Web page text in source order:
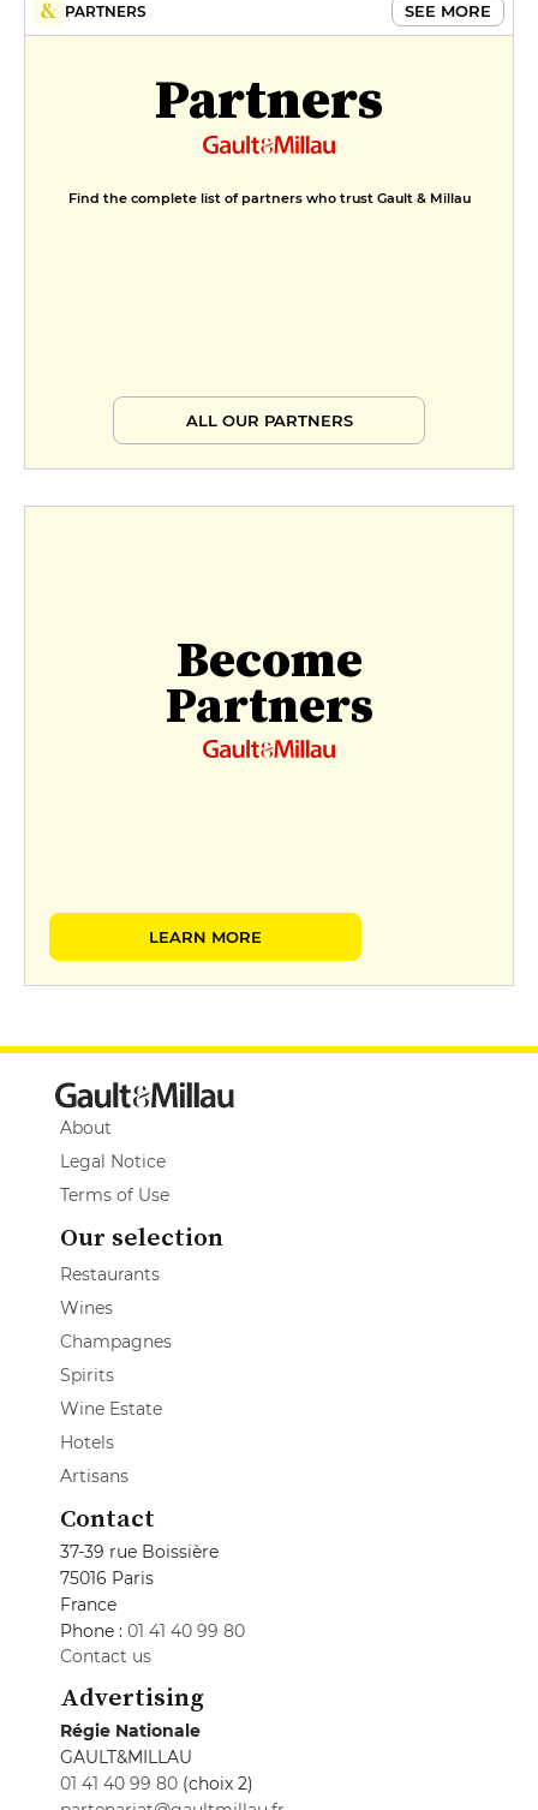
PARTNERS SEE MORE
Partners
Find the complete list of partners who trust Gault & Millau
ALL OUR PARTNERS
Become
Partners
LEARN MORE
About
Legal Notice
Terms of Use
Our selection
Restaurants
Wines
Champagnes
Spirits
Wine Estate
Hotels
Artisans
Contact
37-39 rue Boissière
75016 Paris
France
Phone : 01 41 40 99 80
Contact us
Advertising
Régie Nationale
GAULT&MILLAU
01 41 40 99 80 (choix 2)